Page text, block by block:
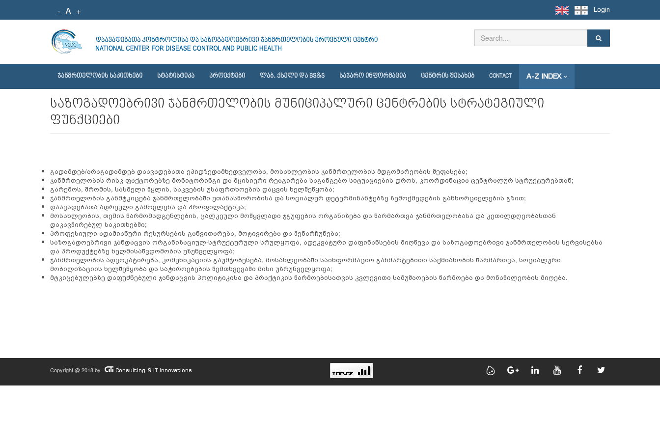
- A + Login
ᲯᲐᲜᲛᲠᲗᲔᲚᲝᲑᲘᲡ ᲡᲐᲙᲘᲗᲮᲔᲑᲘ ᲡᲢᲐᲢᲘᲡᲢᲘᲙᲐ ᲞᲠᲝᲔᲥᲢᲔᲑᲘ ᲚᲐᲑ. ᲥᲡᲔᲚᲘ ᲓᲐ BS&S ᲡᲐᲯᲐᲠᲝ ᲘᲜᲤᲝᲠᲛᲐᲪᲘᲐ ᲪᲔᲜᲢᲠᲘᲡ ᲨᲔᲡᲐᲮᲔᲑ CONTACT A-Z INDEX
საზოგადოებრივი ჯანმრთელობის მუნიციპალური ცენტრების სტრატეგიული
ფუნქციები
გადამდებ/არაგადამდებ დაავადებათა ეპიდზედამხედველობა, მოსახლეობის ჯანმრთელობის მდგომარეობის შეფასება;
ჯანმრთელობის რისკ-ფაქტორებზე მონიტორინგი და მყისიერი რეაგირება საგანგებო სიტუაციების დროს, კოორდინაცია ცენტრალურ სტრუქტურებთან;
გარემოს, შრომის, სასმელი წყლის, საკვების უსაფრთხოების დაცვის ხელშეწყობა;
ჯანმრთელობის განმტკიცება ჯანმრთელობაში უთანასწორობისა და სოციალურ დეტერმინანტებზე ზემოქმედების განხორციელების გზით;
დაავადებათა ადრეული გამოვლენა და პროფილაქტიკა;
მოსახლეობის, თემის წარმომადგენლების, ცალკეული მოწყვლადი ჯგუფების ორგანიზება და წარმართვა ჯანმრთელობასა და კეთილდღეობასთან
დაკავშირებულ საკითხებში;
პროფესიული ადამიანური რესურსების განვითარება, მოტივირება და შენარჩუნება;
საზოგადოებრივი ჯანდაცვის ორგანიზაციულ-სტრუქტურული სრულყოფა, ადეკვატური დაფინანსების მიღწევა და საზოგადოებრივი ჯანმრთელობის სერვისებსა
და პროდუქტებზე ხელმისაწვდომობის უზუნველყოფა;
ჯანმრთელობის ადვოკატირება, კომუნიკაციის გაუმჯობესება, მოსახლეობაში საინფორმაციო განმარტებითი საქმიანობის წარმართვა, სოციალური
მობილიზაციის ხელშეწყობა და საჭიროებების შემთხვევაში მისი უზრუნველყოფა;
მტკიცებულებზე დაფუძნებული ჯანდაცვის პოლიტიკისა და პრაქტიკის წარმოებისათვის კვლევითი სამუშაოების წარმოება და მონაწილეობის მიღება.
Copyright @ 2018 by Consulting & IT Innovations